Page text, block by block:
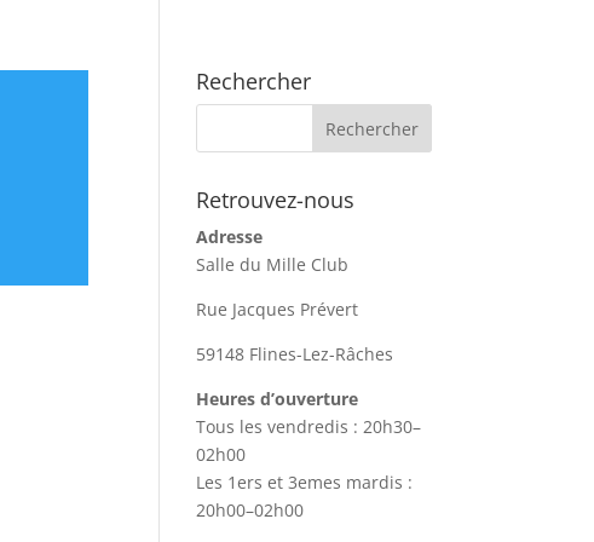
Rechercher
Retrouvez-nous
Adresse
Salle du Mille Club
Rue Jacques Prévert
59148 Flines-Lez-Râches
Heures d’ouverture
Tous les vendredis : 20h30–
02h00
Les 1ers et 3emes mardis :
20h00–02h00